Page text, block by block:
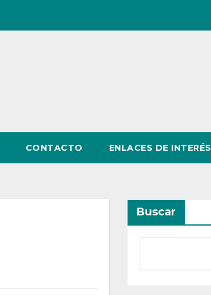
CONTACTO ENLACES DE INTERÉS
Buscar